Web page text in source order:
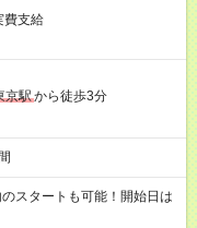
費支給
京駅から徒歩3分
スタートも可能！開始日は